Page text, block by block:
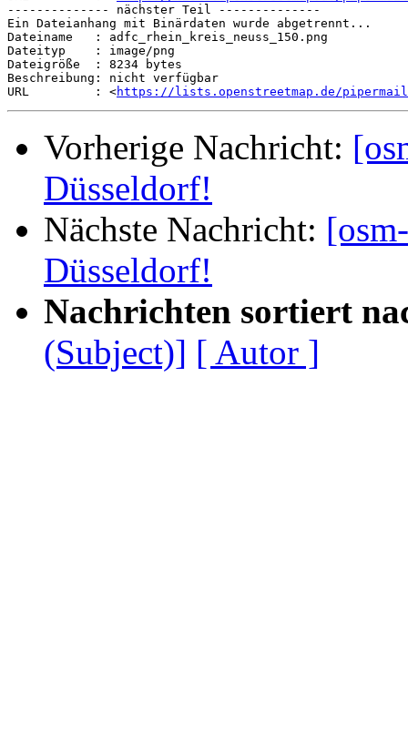
-------------- nächster Teil --------------
Ein Dateianhang mit Binärdaten wurde abgetrennt...
Dateiname   : adfc_rhein_kreis_neuss_150.png
Dateityp    : image/png
Dateigröße  : 8234 bytes
Beschreibung: nicht verfügbar
URL         : <https://lists.openstreetmap.de/pipermail/
Vorherige Nachricht:
Düsseldorf!
Nächste Nachricht:
Düsseldorf!
Nachrichten sortiert
(Subject)] [ Autor ]